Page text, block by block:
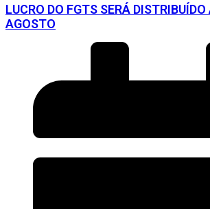
LUCRO DO FGTS SERÁ DISTRIBUÍDO
AGOSTO